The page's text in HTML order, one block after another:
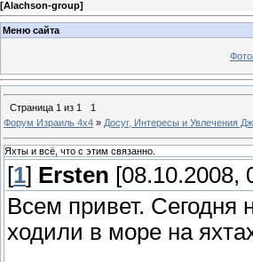
[Alachson-group]
Меню сайта
Страница 1 из 1
1
Форум Израиль 4х4 » Досуг, Интересы и Увлечения
Яхты и всё, что с этим связанно.
[1] Ersten [08.10.2008,
Всем привет. Сегодня
ходили в море на